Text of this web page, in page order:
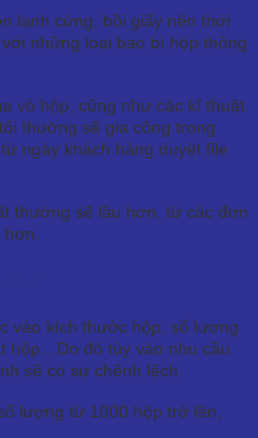
lạnh cứng, bồi giấy nên thời
những loại bao bì hộp thông
vỏ hộp, cũng như các kĩ thuật
thường sẽ gia công trong
ngày khách hàng duyệt file
thường sẽ lâu hơn, từ các đơn
vào kích thước hộp, số lượng
hộp…Do đó tùy vào nhu cầu
sẽ có sự chênh lệch.
lượng từ 1000 hộp trở lên,